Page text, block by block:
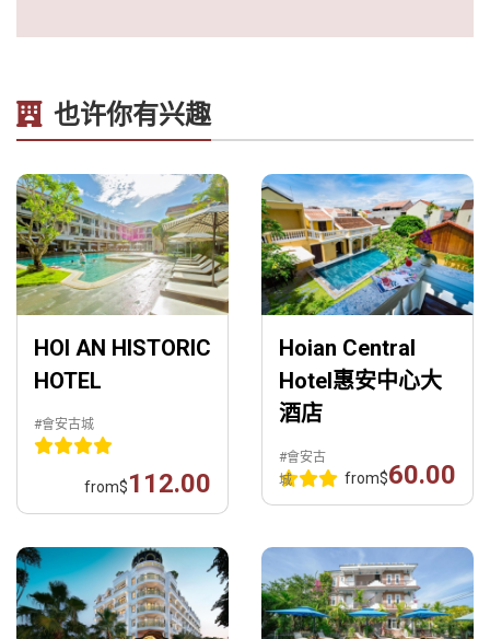
也许你有兴趣
HOI AN HISTORIC
HOTEL
#會安古城
from$112.00
Hoian Central
Hotel惠安中心大
酒店
#會安古
城
from$60.00